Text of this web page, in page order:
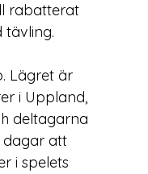
rabatterat
tävling.
Lägret är
i Uppland,
deltagarna
att
i spelets